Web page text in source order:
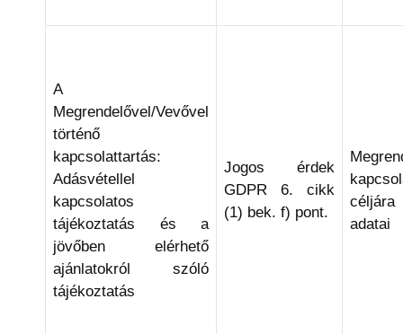
A
Megrendelővel/Vevővel
történő
kapcsolattartás:
Adásvétellel
kapcsolatos
tájékoztatás és a
jövőben elérhető
ajánlatokról szóló
tájékoztatás
Jogos érdek
GDPR 6. cikk
(1) bek. f) pont.
céljára
adatai